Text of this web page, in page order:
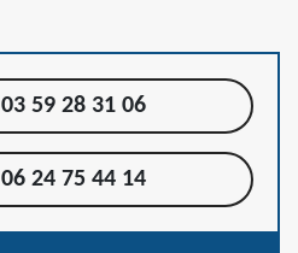
03 59 28 31 06
06 24 75 44 14